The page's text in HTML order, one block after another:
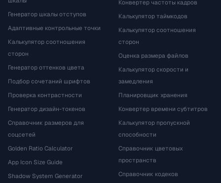
Генератор шкалы отступов
Адаптивные контрольные точки
Калькулятор соотношения
сторон
Генератор оттенков цвета
Подбор сочетаний шрифтов
Проверка контрастности
Генератор дизайн-токенов
Справочник размеров для
соцсетей
Golden Ratio Calculator
App Icon Size Guide
Shadow System Generator
Конвертер частоты кадров
Калькулятор таймкодов
Калькулятор соотношения
сторон
Оценка размера файлов
Калькулятор скорости и
замедления
Планировщик хранения
Конвертер времени субтитров
Калькулятор пропускной
способности
Справочник цветовых
пространств
Справочник кодеков